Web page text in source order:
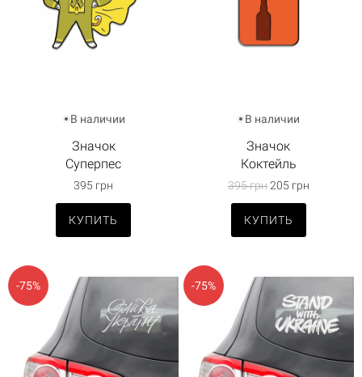
В наличии
Значок
Суперпес
395 грн
КУПИТЬ
В наличии
Значок
Коктейль
395 грн205 грн
КУПИТЬ
-75% -75%